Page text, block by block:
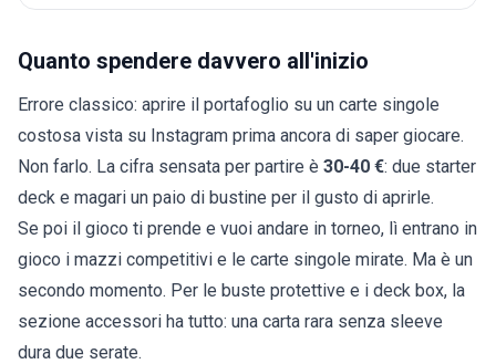
Quanto spendere davvero all'inizio
Errore classico: aprire il portafoglio su un carte singole
costosa vista su Instagram prima ancora di saper giocare.
Non farlo. La cifra sensata per partire è 30-40 €: due starter
deck e magari un paio di bustine per il gusto di aprirle.
Se poi il gioco ti prende e vuoi andare in torneo, lì entrano in
gioco i mazzi competitivi e le carte singole mirate. Ma è un
secondo momento. Per le buste protettive e i deck box, la
sezione accessori ha tutto: una carta rara senza sleeve
dura due serate.